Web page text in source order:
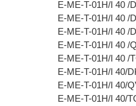
E-ME-T-01H/I 40 /
E-ME-T-01H/I 40 /
E-ME-T-01H/I 40 /
E-ME-T-01H/I 40 /
E-ME-T-01H/I 40 /
E-ME-T-01H/I 40/
E-ME-T-01H/I 40/
E-ME-T-01H/I 40/